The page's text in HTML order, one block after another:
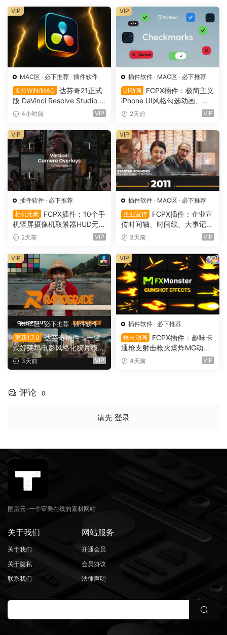
MAC区 · 必下推荐 · 插件软件
支持WIN/MAC
达芬奇21正式
版 DaVinci Resolve Studio 2
1.0.4 支持Win/Mac（9736）
4小时前 VIP
VIP
插件软件 · MAC区 · 必下推荐
UI动画
FCPX插件：极简主义
iPhone UI风格勾选动画、叉
号、面部识别、付款前后UI动
2天前 VIP
VIP
插件软件 · 必下推荐
相机元素
FCPX插件：10个手
机竖屏摄像机取景器HUD元素
画框、对焦标记、录制指示、
39）
2天前 VIP
VIP
插件软件 · MAC区 · 必下推荐
企业宣传
FCPX插件：企业宣
传时间轴、时间线、大事记创
业故事介绍宣传短片模板（16
3天前 VIP
VIP
MAC区·必下推荐 ·插件软件
更新1.7.0
达芬奇插件：一键
式好莱坞电影风格化胶片模拟
调色插件+调色练习素材+中
文字幕视频教程 Qazi Qazver
MAC激活版（14767）
3天前 VIP
VIP
插件软件 · 必下推荐
枪火动画
FCPX插件：趣味卡
通枪支射击枪火爆炸MG动画
元素（16125）
4天前 VIP
VIP
评论 0
请先 登录
图层云-一个审美在线的素材网站
关于我们
关于我们
关于隐私
联系我们
网站服务
开通会员
会员协议
法律声明